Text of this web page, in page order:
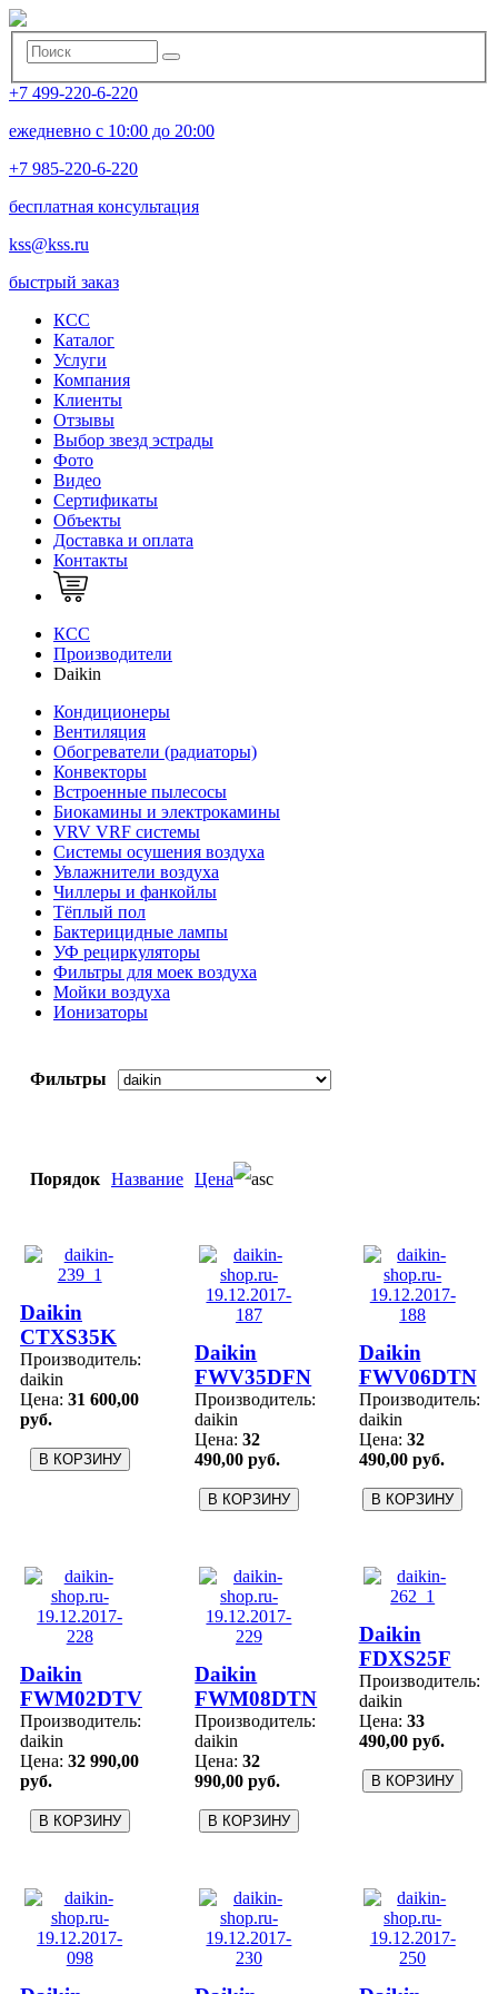
+7 499-220-6-220
ежедневно с 10:00 до 20:00
+7 985-220-6-220
бесплатная консультация
kss@kss.ru
быстрый заказ
КСС
Каталог
Услуги
Компания
Клиенты
Oтзывы
Выбор звезд эстрады
Фото
Видео
Сертификаты
Объекты
Доставка и оплата
Контакты
КСС
Производители
Daikin
Кондиционеры
Вентиляция
Обогреватели (радиаторы)
Конвекторы
Встроенные пылесосы
Биокамины и электрокамины
VRV VRF системы
Системы осушения воздуха
Увлажнители воздуха
Чиллеры и фанкойлы
Тёплый пол
Бактерицидные лампы
УФ рециркуляторы
Фильтры для моек воздуха
Мойки воздуха
Ионизаторы
Фильтры
Порядок Название Цена
Daikin
CTXS35K
Производитель:
daikin
Цена: 31 600,00
руб.
Daikin
FWV35DFN
Производитель:
daikin
Цена:32
490,00 руб.
Daikin
FWV06DTN
Производитель:
daikin
Цена: 32
490,00 руб.
Daikin
FWM02DTV
Производитель:
daikin
Цена: 32 990,00
руб.
Daikin
FWM08DTN
Производитель:
daikin
Цена:32
990,00 руб.
Daikin
FDXS25F
Производитель:
daikin
Цена: 33
490,00 руб.